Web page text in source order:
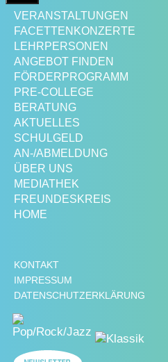
VERANSTALTUNGEN
FACETTENKONZERTE
LEHRPERSONEN
ANGEBOT FINDEN
FÖRDERPROGRAMM
PRE-COLLEGE
BERATUNG
AKTUELLES
SCHULGELD
AN-/ABMELDUNG
ÜBER UNS
MEDIATHEK
FREUNDESKREIS
HOME
KONTAKT
IMPRESSUM
DATENSCHUTZERKLÄRUNG